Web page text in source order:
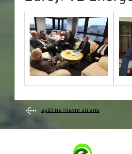
zpět na hlavní stranu